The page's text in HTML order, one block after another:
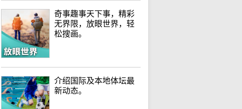
奇事趣事天下事，精彩
无界限，放眼世界，轻
松搜画。
介绍国际及本地体坛最
新动态。